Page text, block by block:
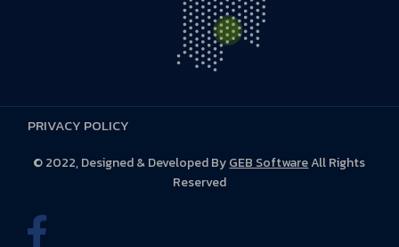
S.S. 131 D KM 5,500 - 09028 Sestu (CA)
PRIVACY POLICY
© 2022, Designed & Developed ByGEB SoftwareAll Rights
Reserved